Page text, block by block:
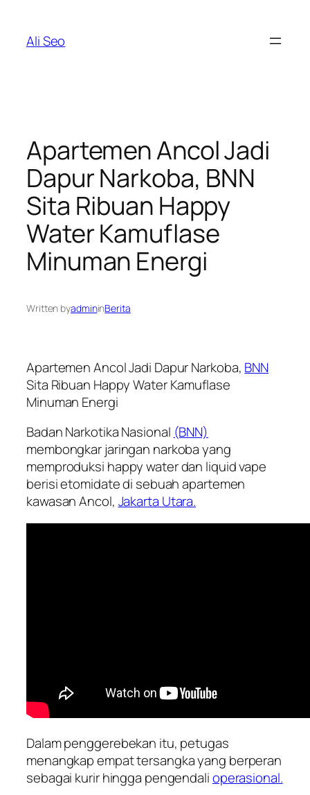
content
Ali Seo
Apartemen Ancol Jadi
Dapur Narkoba, BNN
Sita Ribuan Happy
Water Kamuflase
Minuman Energi
Written byadmininBerita
Apartemen Ancol Jadi Dapur Narkoba, BNN
Sita Ribuan Happy Water Kamuflase
Minuman Energi
Badan Narkotika Nasional (BNN)
membongkar jaringan narkoba yang
memproduksi happy water dan liquid vape
berisi etomidate di sebuah apartemen
kawasan Ancol, Jakarta Utara.
Dalam penggerebekan itu, petugas
menangkap empat tersangka yang berperan
sebagai kurir hingga pengendalioperasional.